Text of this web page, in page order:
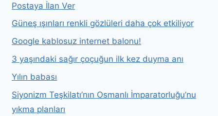
Postaya İlan Ver
Güneş ışınları renkli gözlüleri daha çok etkiliyor
Google kablosuz internet balonu!
3 yaşındaki sağır çoçuğun ilk kez duyma anı
Yılın babası
Siyonizm Teşkilatı’nın Osmanlı İmparatorluğu’nu
yıkma planları